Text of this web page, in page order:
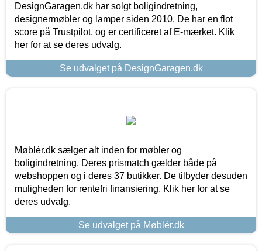
DesignGaragen.dk har solgt boligindretning,
designermøbler og lamper siden 2010. De har en flot
score på Trustpilot, og er certificeret af E-mærket. Klik
her for at se deres udvalg.
Se udvalget på DesignGaragen.dk
Møblér.dk sælger alt inden for møbler og
boligindretning. Deres prismatch gælder både på
webshoppen og i deres 37 butikker. De tilbyder desuden
muligheden for rentefri finansiering. Klik her for at se
deres udvalg.
Se udvalget på Møblér.dk